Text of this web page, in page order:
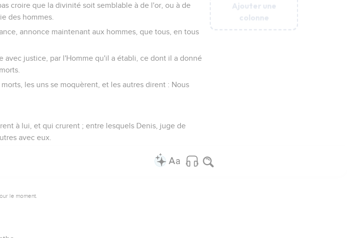
Ajouter une
colonne
croire que la divinité soit semblable à de l'or, ou à de
des hommes.
annonce maintenant aux hommes, que tous, en tous
avec justice, par l'Homme qu'il a établi, ce dont il a donné
les uns se moquèrent, et les autres dirent : Nous
à lui, et qui crurent ; entre lesquels Denis, juge de
avec eux.
Ajouter une
colonne
le moment.
Ajouter une
colonne
Ajouter une
colonne
Ajouter une
colonne